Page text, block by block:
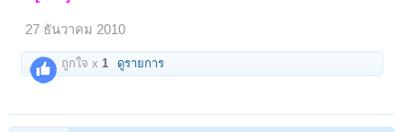
27 ธันวาคม 2010
ถูกใจ x1 ดูรายการ